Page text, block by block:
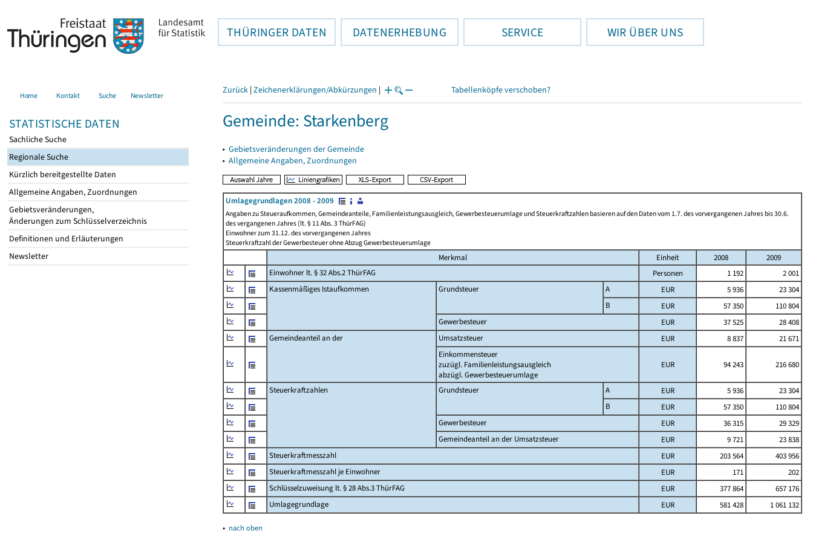
THÜRINGER DATEN DATENERHEBUNG SERVICE WIR ÜBER UNS
Home Kontakt Suche Newsletter
STATISTISCHE DATEN
Sachliche Suche
Regionale Suche
Kürzlich bereitgestellte Daten
Allgemeine Angaben, Zuordnungen
Gebietsveränderungen,
Änderungen zum Schlüsselverzeichnis
Definitionen und Erläuterungen
Newsletter
Zurück | Zeichenerklärungen/Abkürzungen | Tabellenköpfe verschoben?
Gemeinde: Starkenberg
▸ Gebietsveränderungen der Gemeinde
▸ Allgemeine Angaben, Zuordnungen
Umlagegrundlagen 2008 - 2009
Angaben zu Steueraufkommen, Gemeindeanteile, Familienleistungsausgleich, Gewerbesteuerumlage und Steuerkraftzahlen basieren auf den Daten vom 1.7. des vorvergangenen Jahres bis 30.6.
des vergangenen Jahres (lt. § 11 Abs. 3 ThürFAG)
Einwohner zum 31.12. des vorvergangenen Jahres
Steuerkraftzahl der Gewerbesteuer ohne Abzug Gewerbesteuerumlage
Merkmal Einheit 2008
2009
Einwohner lt. § 32 Abs.2 ThürFAG
Personen 1 192
2 001
Kassenmäßiges Istaufkommen
Grundsteuer A EUR 5 936
23 304
B
EUR 57 350
110 804
Gewerbesteuer
EUR 37 525
28 408
Gemeindeanteil an der
Umsatzsteuer EUR 8 837
21 671
Einkommensteuer
zuzügl. Familienleistungsausgleich
abzügl. Gewerbesteuerumlage
EUR 94 243 216 680
Steuerkraftzahlen Grundsteuer A EUR 5 936
23 304
B
EUR 57 350
110 804
Gewerbesteuer
EUR 36 315
29 329
Gemeindeanteil an der Umsatzsteuer
EUR 9 721
23 838
Steuerkraftmesszahl
EUR 203 564
403 956
Steuerkraftmesszahl je Einwohner
EUR 171
202
Schlüsselzuweisung lt. § 28 Abs.3 ThürFAG
EUR 377 864
657 176
Umlagegrundlage
EUR 581 428 1 061 132
▴ nach oben